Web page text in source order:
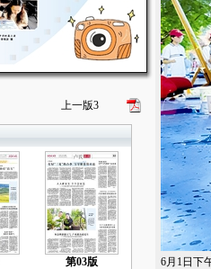
上一版3
第03版
6月1日下